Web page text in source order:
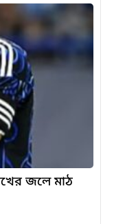
জলে মাঠ